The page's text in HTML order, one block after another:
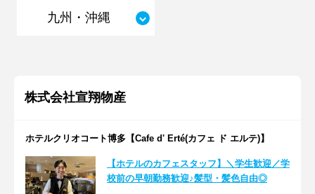
九州・沖縄
株式会社宣翔物産
ホテルクリオコート博多【Cafe d' Erté(カフェ ド エルテ)】
【ホテルのカフェスタッフ】＼学生歓迎／学
校前の早朝勤務歓迎♪髪型・髪色自由◎